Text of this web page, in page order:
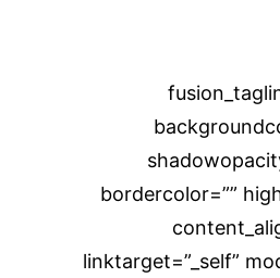
[/
bordercolor=””
linktarget=”_self”